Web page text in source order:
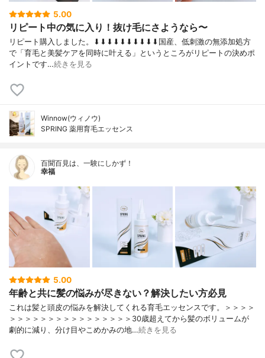
5.00
リピート中の気に入り！抜け毛にさようなら〜
リピート購入しました。⬇︎⬇︎⬇︎⬇︎⬇︎⬇︎⬇︎⬇︎⬇︎⬇︎国産、低刺激の無添加処方
で「育毛と美髪ケアを同時に叶える」というところがリピートの決めポ
イントです…続きを見る
Winnow(ウィノウ)
SPRING 薬用育毛エッセンス
百聞百見は、一験にしかず！
幸福
5.00
年齢と共に髪の悩みが尽きない？解決したい方必見
これは髪と頭皮の悩みを解決してくれる育毛エッセンスです。＞＞＞＞
＞＞＞＞＞＞＞＞＞＞＞＞＞＞＞＞30歳超えてから髪のボリュームが
劇的に減り、分け目やこめかみの地…続きを見る